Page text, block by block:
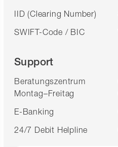
IID (Clearing Number)
SWIFT-Code / BIC
Support
Beratungszentrum
Montag–Freitag
E-Banking
24/7 Debit Helpline